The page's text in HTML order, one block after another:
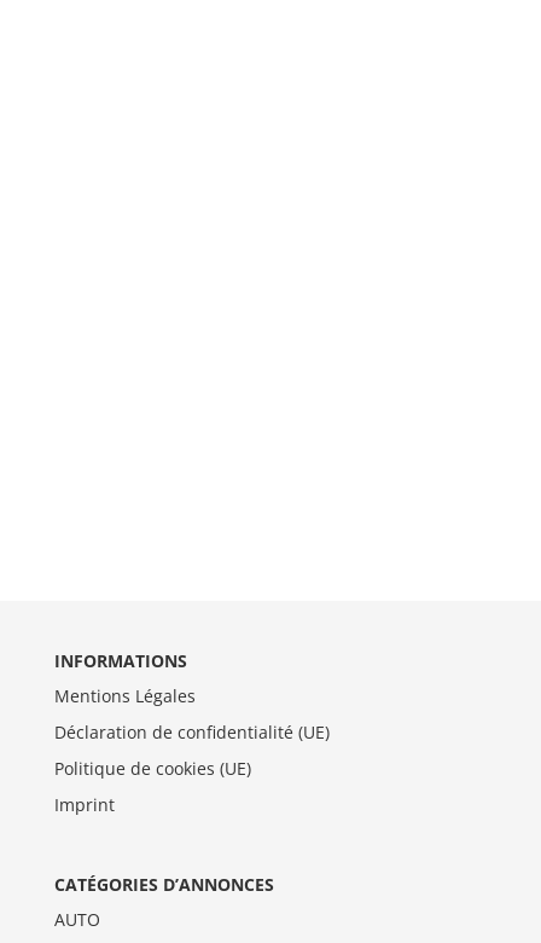
INFORMATIONS
Mentions Légales
Déclaration de confidentialité (UE)
Politique de cookies (UE)
Imprint
CATÉGORIES D’ANNONCES
AUTO